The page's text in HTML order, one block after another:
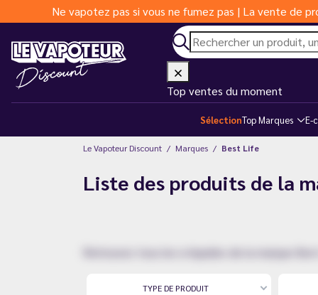
Ne vapotez pas si vous ne fumez pas | La vente de
Top ventes du moment
SélectionTop Marques E-
Le Vapoteur Discount Marques Best Life
Liste des produits de la
Retrouvez tous les e-liquides de la marque
TYPE DE PRODUIT